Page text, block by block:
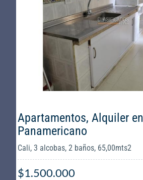
Apartamentos, Alquiler en
Panamericano
Cali, 3 alcobas, 2 baños, 65,00mts2
$1.500.000